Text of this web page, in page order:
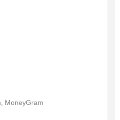
MoneyGram